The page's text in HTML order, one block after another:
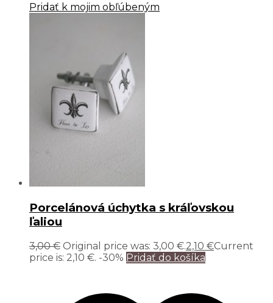
Pridať k mojim obľúbeným
Porcelánová úchytka s kráľovskou
ľaliou
3,00€ Original price was: 3,00 €.2,10 €Current
price is: 2,10 €. -30% Pridať do košíka